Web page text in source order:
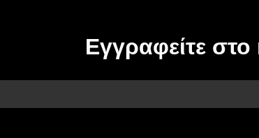
Εγγραφείτε